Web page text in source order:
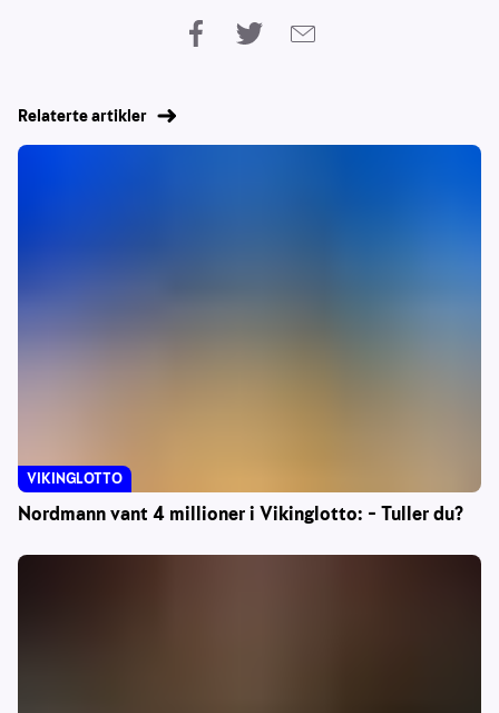
Relaterte artikler
Nordmann vant 4 millioner i Vikinglotto: – Tuller du?
VIKINGLOTTO